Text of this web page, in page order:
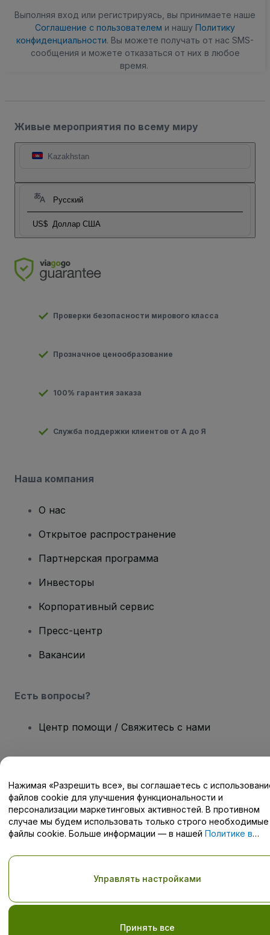
Выполняя вход или регистрируясь, вы принимаете наше
Соглашение с пользователем и нашу Политику
конфиденциальности. Вы можете получать от нас SMS-
сообщения и можете отказаться от них в любое
время.
Живые мероприятия по всему миру
Kazakhstan
Русский
US$ Доллар США
Проверки безопасности мирового класса
Прозначное ценообразование
100% гарантия заказа
Служба поддержки клиентов от А до Я
Наша компания
О нас
Открытое распространение
Партнерская программа
Инвесторы
Корпоративный сервис
Пресс-центр
Вакансии
Есть вопросы?
Центр помощи / Свяжитесь с нами
Авторские права © viagogo GmbH 2026 Сведения о компании
Использование данного веб-сайта означает принятиеУсловий
и положений, а также Политики конфиденциальности,
Политики в отношении файлов cookie, иПолитики
конфиденциальности для мобильных устройств
настройки конфиденциальности
Нажимая «Разрешить все», вы соглашаетесь с
файлов cookie для улучшения функциональности и
персонализации маркетинговых активностей. В противном
случае мы будем использовать только строго необходимые
файлы cookie. Больше информации — в нашей Политике в
Принять все
Управлять настройками